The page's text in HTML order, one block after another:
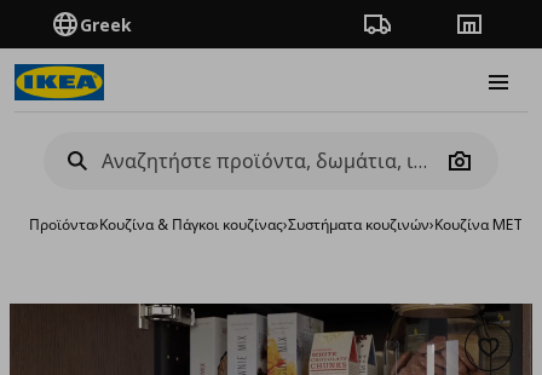
Greek Πορεία παραγγελίας
Camera
Προϊόντα›Κουζίνα & Πάγκοι κουζίνας›Συστήματα κουζινών›Κουζίνα